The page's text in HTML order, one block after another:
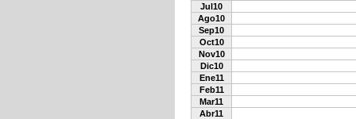
Jul10
Ago10
Sep10
Oct10
Nov10
Dic10
Ene11
Feb11
Mar11
Abr11